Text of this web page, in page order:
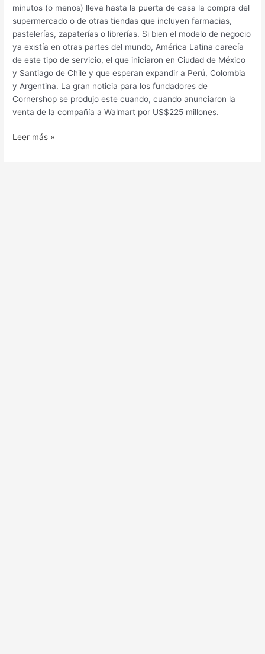
minutos (o menos) lleva hasta la puerta de casa la compra del
supermercado o de otras tiendas que incluyen farmacias,
pastelerías, zapaterías o librerías. Si bien el modelo de negocio
ya existía en otras partes del mundo, América Latina carecía
de este tipo de servicio, el que iniciaron en Ciudad de México
y Santiago de Chile y que esperan expandir a Perú, Colombia
y Argentina. La gran noticia para los fundadores de
Cornershop se produjo este cuando, cuando anunciaron la
venta de la compañía a Walmart por US$225 millones.
Leer más »